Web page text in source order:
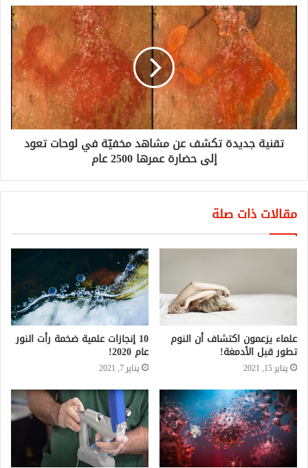
تقنية جديدة تكشف عن مشاهد مخفيّة في لوحات تعود
إلى حضارة عمرها 2500 عام
مقالات ذات صلة
علماء يزعمون اكتشاف أن النوم
تطور قبل الأدمغة!
يناير 15, 2021
10 إنجازات علمية ضخمة رأت النور
عام 2020!
يناير 7, 2021